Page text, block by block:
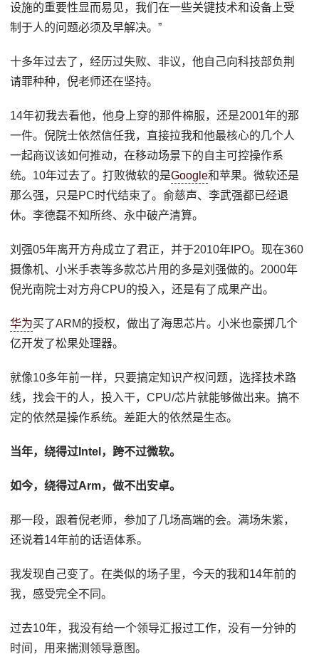
设施的重要性显而易见，我们在一些关键技术和设备上受
制于人的问题必须及早解决。”
十多年过去了，经历过失败、非议，他自己向科技部负荆
请罪种种，倪老师还在坚持。
14年初我去看他，他身上穿的那件棉服，还是2001年的那
一件。倪院士依然信任我，直接拉我和他最核心的几个人
一起商议该如何推动，在移动场景下的自主可控操作系
统。10年过去了。打败微软的是Google和苹果。微软还是
那么强，只是PC时代结束了。俞慈声、李武强都已经退
休。李德磊不知所终、永中破产清算。
刘强05年离开方舟成立了君正，并于2010年IPO。现在360
摄像机、小米手表等多款芯片用的多是刘强做的。2000年
倪光南院士对方舟CPU的投入，还是有了成果产出。
华为买了ARM的授权，做出了海思芯片。小米也豪掷几个
亿开发了松果处理器。
就像10多年前一样，只要搞定知识产权问题，选择技术路
线，找会干的人，投入干，CPU/芯片就能够做出来。搞不
定的依然是操作系统。差距大的依然是生态。
当年，绕得过Intel，跨不过微软。
如今，绕得过Arm，做不出安卓。
那一段，跟着倪老师，参加了几场高端的会。满场朱紫，
还说着14年前的话语体系。
我发现自己变了。在类似的场子里，今天的我和14年前的
我，感受完全不同。
过去10年，我没有给一个领导汇报过工作，没有一分钟的
时间，用来揣测领导意图。